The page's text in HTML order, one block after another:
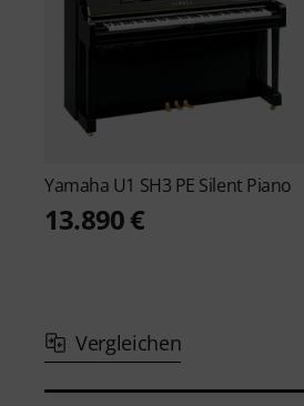
Yamaha U1 SH3 PE Silent Piano
13.890 €
Vergleichen